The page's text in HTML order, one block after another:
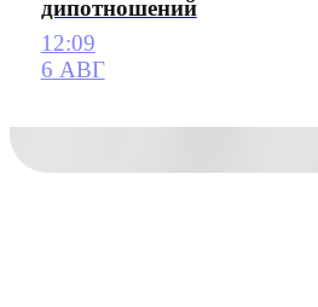
дипотношений
12:09
6 АВГ